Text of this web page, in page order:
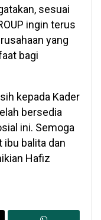
sesuai
ingin terus
yang
bagi
kepada Kader
bersedia
ini. Semoga
ibu balita dan
Hafiz